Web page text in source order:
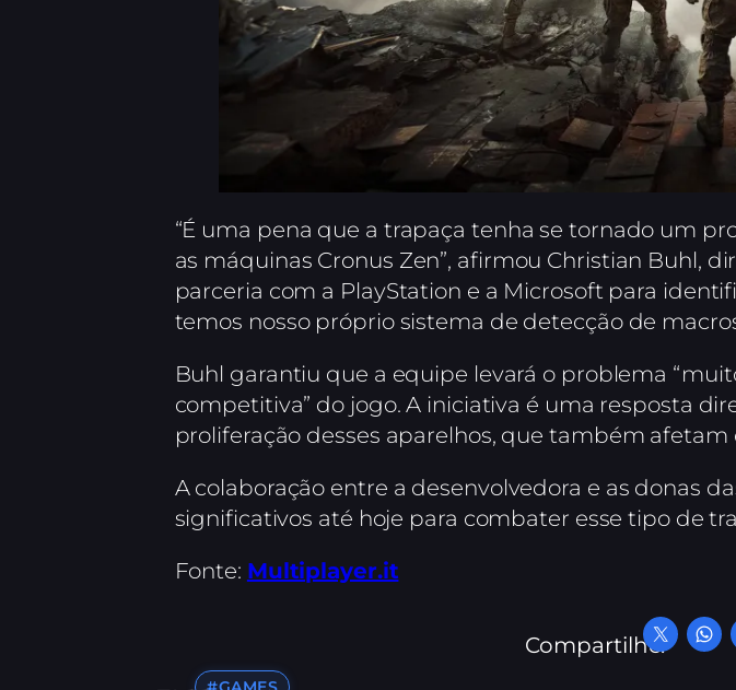
“É uma pena que a trapaça tenha se tornado um
as máquinas Cronus Zen”, afirmou Christian Buhl,
parceria com a PlayStation e a Microsoft para
temos nosso próprio sistema de detecção de
Buhl garantiu que a equipe levará o problema
competitiva” do jogo. A iniciativa é uma resposta
proliferação desses aparelhos, que também afetam
A colaboração entre a desenvolvedora e as donas
significativos até hoje para combater esse tipo de
Fonte: Multiplayer.it
Compartilhe: